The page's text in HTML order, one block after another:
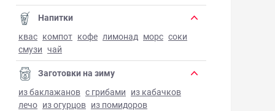
Напитки
квас компот кофе лимонад морс соки
смузи чай
Заготовки на зиму
из баклажанов с грибами из кабачков
лечо из огурцов из помидоров